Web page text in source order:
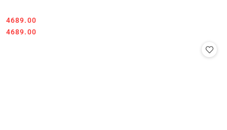
Cena:
4689.00
Cena:
4689.00